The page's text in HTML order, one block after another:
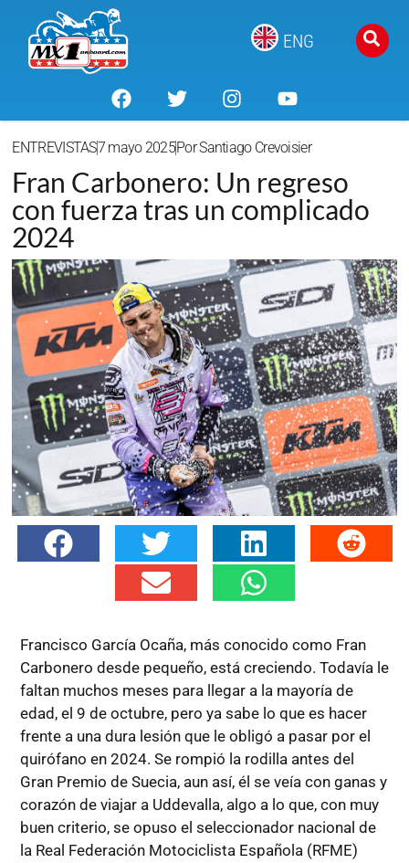
ENG
ENTREVISTAS7 mayo 2025PorSantiago Crevoisier
Fran Carbonero: Un regreso
con fuerza tras un complicado
2024
Francisco García Ocaña, más conocido como Fran
Carbonero desde pequeño, está creciendo. Todavía le
faltan muchos meses para llegar a la mayoría de
edad, el 9 de octubre, pero ya sabe lo que es hacer
frente a una dura lesión que le obligó a pasar por el
quirófano en 2024. Se rompió la rodilla antes del
Gran Premio de Suecia, aun así, él se veía con ganas y
corazón de viajar a Uddevalla, algo a lo que, con muy
buen criterio, se opuso el seleccionador nacional de
la Real Federación Motociclista Española (RFME)